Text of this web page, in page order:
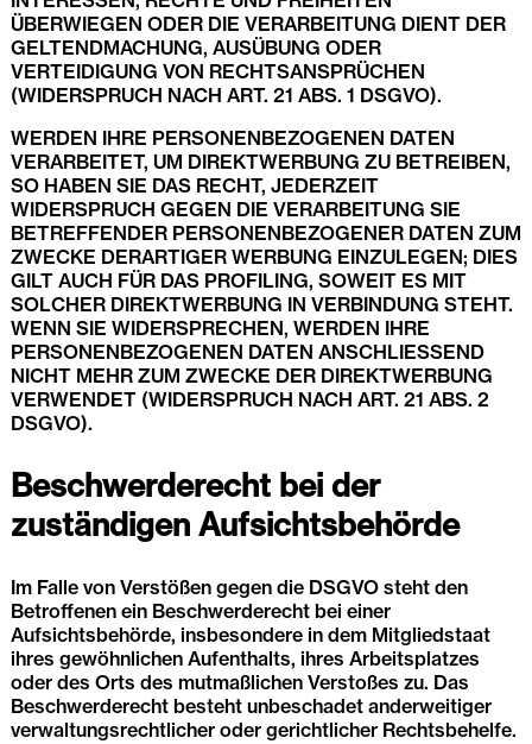
ÜBERWIEGEN ODER DIE VERARBEITUNG DIENT DER
GELTENDMACHUNG, AUSÜBUNG ODER
VERTEIDIGUNG VON RECHTSANSPRÜCHEN
(WIDERSPRUCH NACH ART. 21 ABS. 1 DSGVO).
WERDEN IHRE PERSONENBEZOGENEN DATEN
VERARBEITET, UM DIREKTWERBUNG ZU BETREIBEN,
SO HABEN SIE DAS RECHT, JEDERZEIT
WIDERSPRUCH GEGEN DIE VERARBEITUNG SIE
BETREFFENDER PERSONENBEZOGENER DATEN ZUM
ZWECKE DERARTIGER WERBUNG EINZULEGEN; DIES
GILT AUCH FÜR DAS PROFILING, SOWEIT ES MIT
SOLCHER DIREKTWERBUNG IN VERBINDUNG STEHT.
WENN SIE WIDERSPRECHEN, WERDEN IHRE
PERSONENBEZOGENEN DATEN ANSCHLIESSEND
NICHT MEHR ZUM ZWECKE DER DIREKTWERBUNG
VERWENDET (WIDERSPRUCH NACH ART. 21 ABS. 2
DSGVO).
Beschwerde­recht bei der
zuständigen Aufsichts­behörde
Im Falle von Verstößen gegen die DSGVO steht den
Betroffenen ein Beschwerderecht bei einer
Aufsichtsbehörde, insbesondere in dem Mitgliedstaat
ihres gewöhnlichen Aufenthalts, ihres Arbeitsplatzes
oder des Orts des mutmaßlichen Verstoßes zu. Das
Beschwerderecht besteht unbeschadet anderweitiger
verwaltungsrechtlicher oder gerichtlicher Rechtsbehelfe.